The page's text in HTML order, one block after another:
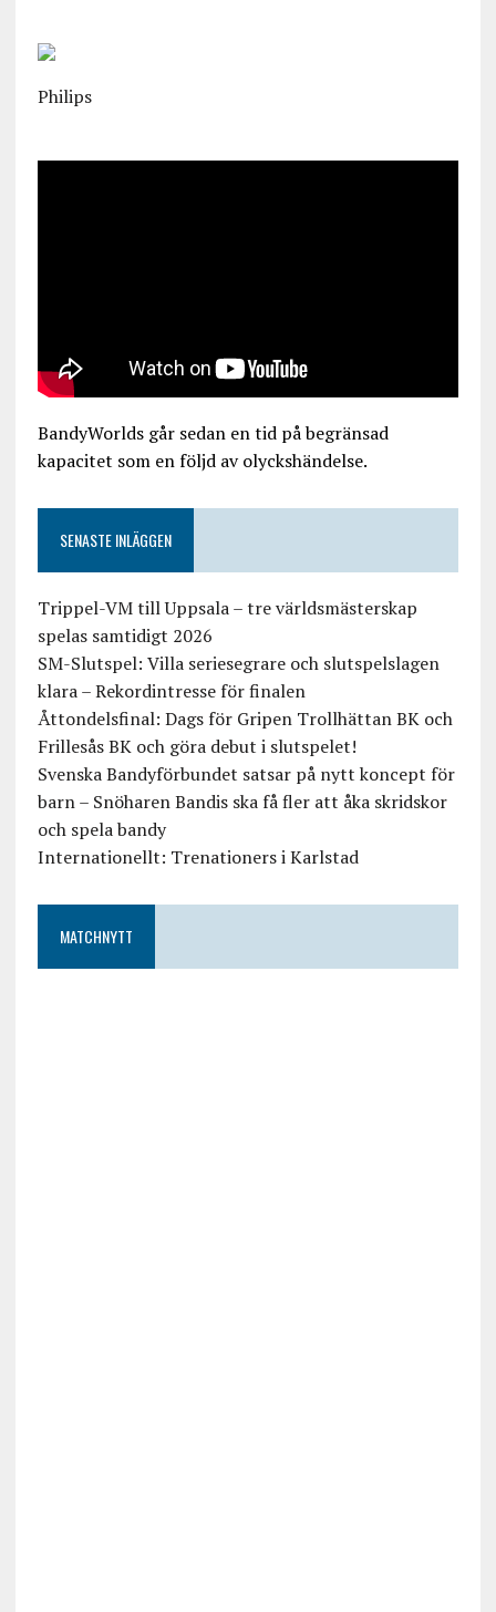
Philips
BandyWorlds går sedan en tid på begränsad
kapacitet som en följd av olyckshändelse.
SENASTE INLÄGGEN
Trippel-VM till Uppsala – tre världsmästerskap
spelas samtidigt 2026
SM-Slutspel: Villa seriesegrare och slutspelslagen
klara – Rekordintresse för finalen
Åttondelsfinal: Dags för Gripen Trollhättan BK och
Frillesås BK och göra debut i slutspelet!
Svenska Bandyförbundet satsar på nytt koncept för
barn – Snöharen Bandis ska få fler att åka skridskor
och spela bandy
Internationellt: Trenationers i Karlstad
MATCHNYTT